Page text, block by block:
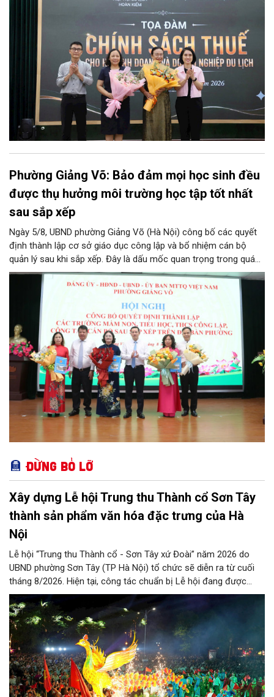
Phường Giảng Võ: Bảo đảm mọi học sinh đều
được thụ hưởng môi trường học tập tốt nhất
sau sắp xếp
Ngày 5/8, UBND phường Giảng Võ (Hà Nội) công bố các quyết
định thành lập cơ sở giáo dục công lập và bổ nhiệm cán bộ
quản lý sau khi sắp xếp. Đây là dấu mốc quan trọng trong quá
trình kiện toàn tổ chức bộ máy, thực hiện chủ trương tinh gọn,
nâng cao hiệu lực, hiệu quả quản lý theo các nghị quyết của
Trung ương và kế hoạch của UBND TP Hà Nội.
Đừng bỏ lỡ
Xây dựng Lễ hội Trung thu Thành cổ Sơn Tây
thành sản phẩm văn hóa đặc trưng của Hà
Nội
Lễ hội “Trung thu Thành cổ - Sơn Tây xứ Đoài” năm 2026 do
UBND phường Sơn Tây (TP Hà Nội) tổ chức sẽ diễn ra từ cuối
tháng 8/2026. Hiện tại, công tác chuẩn bị Lễ hội đang được
chính quyền phường Sơn Tây cùng các phòng, ban, ngành, đơn
vị và 25 tổ dân phố khẩn trương triển khai, tạo khí thế sôi nổi,
sẵn sàng mang đến cho Nhân dân và du khách một mùa Trung
thu quy mô, đặc sắc và giàu bản sắc văn hóa xứ Đoài.